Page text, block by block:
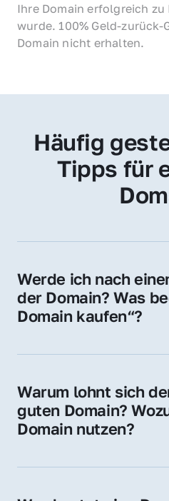
Ihre Domain erfolgreich
wurde. 100% Geld-zurück-
Domain nicht erhalten.
Häufig
Tipps für
Werde ich nach
der Domain? Was
Domain kaufen“?
Sie erhalten alle
Domain.
Warum lohnt sich
guten Domain?
Domain nutzen?
Vertrauen und